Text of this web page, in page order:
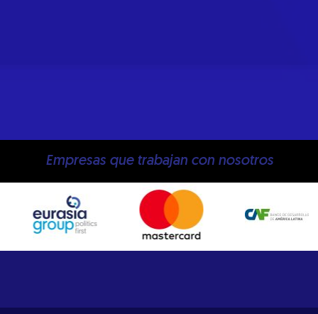
Empresas que trabajan con nosotros